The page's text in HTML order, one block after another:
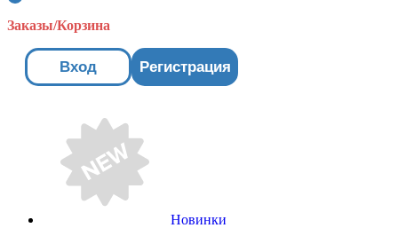
Заказы/Корзина
Вход Регистрация
Новинки